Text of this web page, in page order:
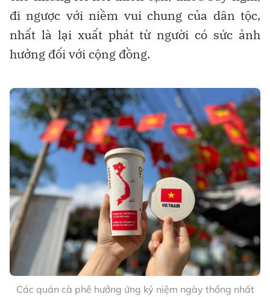
đi ngược với niềm vui chung của dân tộc,
nhất là lại xuất phát từ người có sức ảnh
hưởng đối với cộng đồng.
Các quán cà phê hưởng ứng kỷ niệm ngày thống nhất